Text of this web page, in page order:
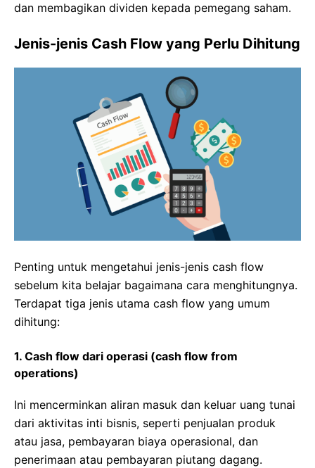
dan membagikan dividen kepada pemegang saham.
Jenis-jenis Cash Flow yang Perlu Dihitung
Penting untuk mengetahui jenis-jenis cash flow
sebelum kita belajar bagaimana cara menghitungnya.
Terdapat tiga jenis utama cash flow yang umum
dihitung:
1. Cash flow dari operasi (cash flow from
operations)
Ini mencerminkan aliran masuk dan keluar uang tunai
dari aktivitas inti bisnis, seperti penjualan produk
atau jasa, pembayaran biaya operasional, dan
penerimaan atau pembayaran piutang dagang.